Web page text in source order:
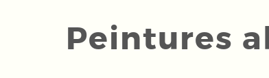
Peintures